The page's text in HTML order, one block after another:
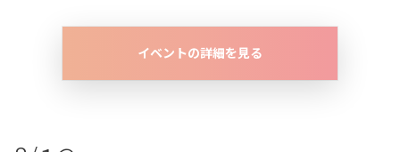
イベントの詳細を見る